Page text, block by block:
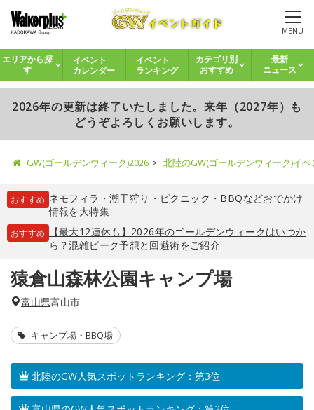
MENU
エリアから探
す
イベント
カレンダー
イベント
ランキング
カテゴリ別
おすすめ
最新
ニュース
2026年の更新は終了いたしました。来年（2027年）も
どうぞよろしくお願いします。
GW(ゴールデンウィーク)2026 北陸のGW(ゴールデンウィーク)イ
おすすめ ネモフィラ ・ 潮干狩り ・ ピクニック ・ BBQなどおでかけ
情報を大特集
おすすめ
【最大12連休も】2026年のゴールデンウィークはいつか
ら？混雑ピーク予想と回避術をご紹介
猿倉山森林公園キャンプ場
富山県富山市
キャンプ場・BBQ場
北陸のGW人気スポットランキング：第3位